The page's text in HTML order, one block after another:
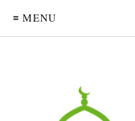
≡ MENU